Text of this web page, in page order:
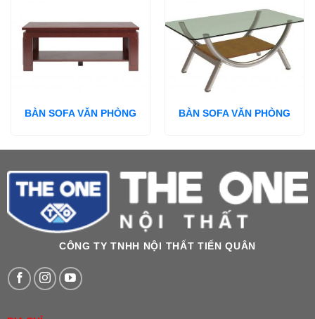
BÀN SOFA VĂN PHÒNG BÀN SOFA VĂN PHÒNG
CÔNG TY TNHH NỘI THẤT TIẾN QUÂN